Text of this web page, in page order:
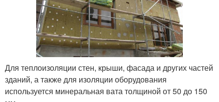
Для теплоизоляции стен, крыши, фасада и других частей
зданий, а также для изоляции оборудования
используется минеральная вата толщиной от 50 до 150